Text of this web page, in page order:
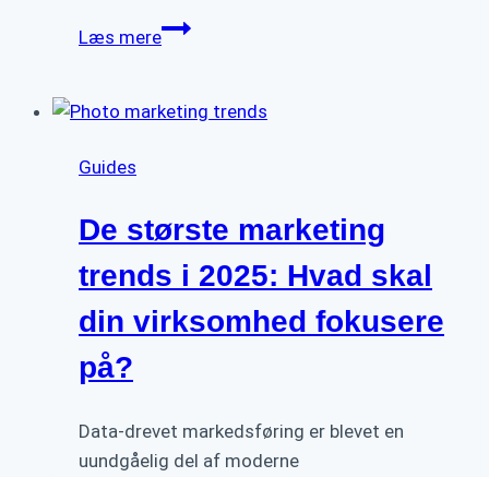
Læs mereSEO
annoncering
bedst
for
små
og
Guides
De største marketing
trends i 2025: Hvad skal
din virksomhed fokusere
på?
Data-drevet markedsføring er blevet en
uundgåelig del af moderne